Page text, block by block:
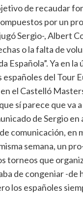
de recaudar
por un
Sergio-, Albert
o la falta de
Española”. Ya
del
el Castelló
sí parece que va
de Sergio
comunicación,
semana, un
torneos que
de congeniar -
los españoles